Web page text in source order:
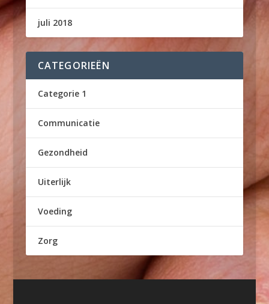
juli 2018
CATEGORIEËN
Categorie 1
Communicatie
Gezondheid
Uiterlijk
Voeding
Zorg